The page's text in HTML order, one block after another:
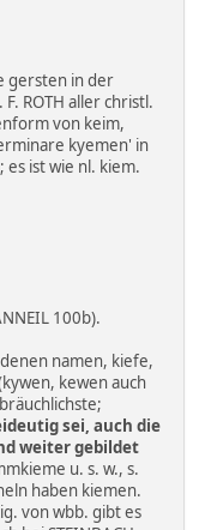
gersten in der
ROTH aller christl.
von keim,
kyemen' in
es ist wie nl. kiem.
100b).
namen, kiefe,
kewen auch
sei, auch die
weiter gebildet
u. s. w., s.
haben kiemen.
von wbb. gibt es